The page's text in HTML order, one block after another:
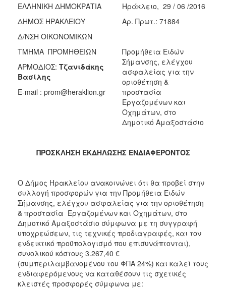
2021
2020
2019
2018
2017
2016
2015
ΕΠΙΣΚΕΠΤΗΣ
ΗΡΑΚΛΕΙΟ
ΕΛΛΗΝΙΚΗ ΔΗΜΟΚΡΑΤΙΑ
ΔΗΜΟΣ ΗΡΑΚΛΕΙΟΥ
Δ/ΝΣΗ ΟΙΚΟΝΟΜΙΚΩΝ
ΤΜΗΜΑ ΠΡΟΜΗΘΕΙΩΝ
ΑΡΜΟΔΙΟΣ: Τζανιδάκης
Βασίλης
E-mail : prom@heraklion.gr
Ηράκλειο, 29 / 06 /2016
Aρ. Πρωτ.: 71884
Προμήθεια Ειδών
Σήμανσης, ελέγχου
ασφαλείας για την
οριοθέτηση &
προστασία
Εργαζομένων και
Οχημάτων, στο
Δημοτικό Αμαξοστάσιο
ΠΡΟΣΚΛΗΣΗ ΕΚΔΗΛΩΣΗΣ ΕΝΔΙΑΦΕΡΟΝΤΟΣ
Ο Δήμος Ηρακλείου ανακοινώνει ότι θα προβεί στην
συλλογή προσφορών για την Προμήθεια Ειδών
Σήμανσης, ελέγχου ασφαλείας για την οριοθέτηση
& προστασία Εργαζομένων και Οχημάτων, στο
Δημοτικό Αμαξοστάσιο σύμφωνα με τη συγγραφή
υποχρεώσεων, τις τεχνικές προδιαγραφές, και τον
ενδεικτικό προϋπολογισμό που επισυνάπτονται),
συνολικού κόστους 3.267,40 €
(συμπεριλαμβανομένου του ΦΠΑ 24%) και καλεί τους
ενδιαφερόμενους να καταθέσουν τις σχετικές
κλειστές προσφορές σύμφωνα με: